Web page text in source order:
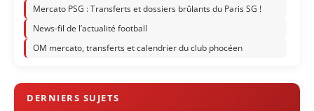
Mercato PSG : Transferts et dossiers brûlants du Paris SG !
News-fil de l’actualité football
OM mercato, transferts et calendrier du club phocéen